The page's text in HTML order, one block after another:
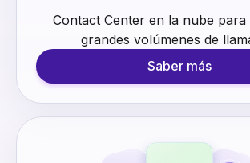
Contact Center en la nube para
grandes volúmenes de
Saber más